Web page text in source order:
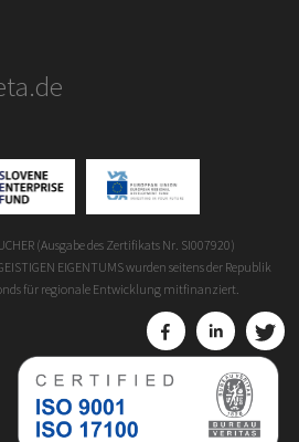
(Ausgabe des Zertifikats Nr. SI007920)
EIGENTUMS wurden seitens der Republik
für regionale Entwicklung mitfinanziert.